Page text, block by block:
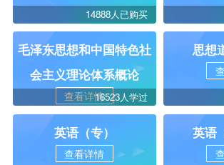
14888人已购买
毛泽东思想和中国特色社
会主义理论体系概论
查看详情16523人学过
思想
英语（专）
查看详情
英语